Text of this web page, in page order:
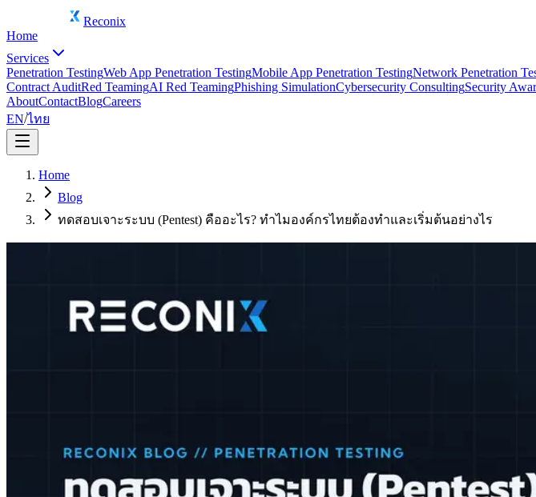
Reconix
Home
Services
Penetration TestingWeb App Penetration TestingMobile App Penetration TestingNetwork Penetration
Contract AuditRed TeamingAI Red TeamingPhishing SimulationCybersecurity ConsultingSecurity
AboutContactBlogCareers
EN/ไทย
Home
Blog
ทดสอบเจาะระบบ (Pentest) คืออะไร? ทำไมองค์กรไทยต้องทำและเริ่มต้นอย่างไร